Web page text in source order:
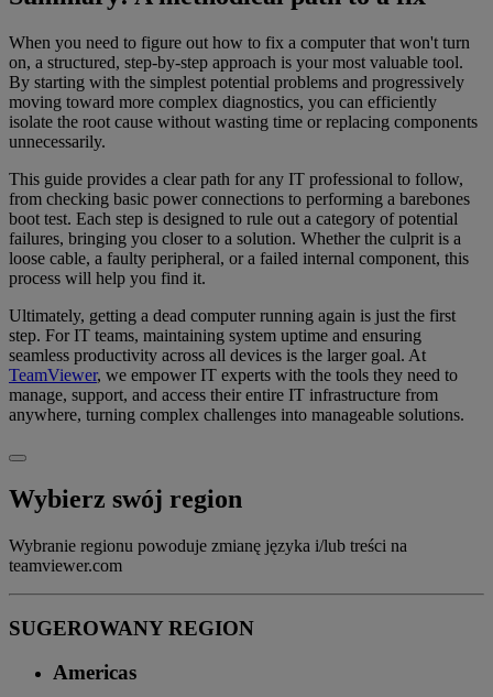
When you need to figure out how to fix a computer that won't turn
on, a structured, step-by-step approach is your most valuable tool.
By starting with the simplest potential problems and progressively
moving toward more complex diagnostics, you can efficiently
isolate the root cause without wasting time or replacing components
unnecessarily.
This guide provides a clear path for any IT professional to follow,
from checking basic power connections to performing a barebones
boot test. Each step is designed to rule out a category of potential
failures, bringing you closer to a solution. Whether the culprit is a
loose cable, a faulty peripheral, or a failed internal component, this
process will help you find it.
Ultimately, getting a dead computer running again is just the first
step. For IT teams, maintaining system uptime and ensuring
seamless productivity across all devices is the larger goal. At
TeamViewer, we empower IT experts with the tools they need to
manage, support, and access their entire IT infrastructure from
anywhere, turning complex challenges into manageable solutions.
Wybierz swój region
Wybranie regionu powoduje zmianę języka i/lub treści na
teamviewer.com
SUGEROWANY REGION
Americas